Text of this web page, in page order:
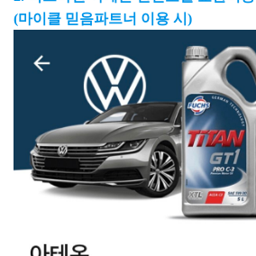
(마이클 믿음파트너 이용 시)